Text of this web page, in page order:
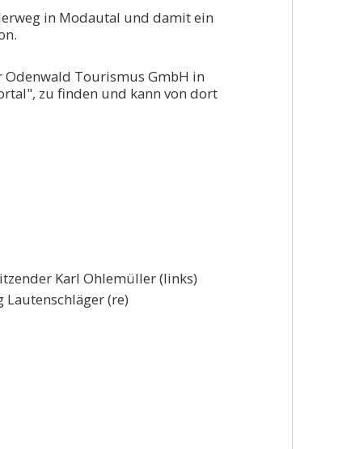
in Modautal und damit ein
Odenwald Tourismus GmbH in
zu finden und kann von dort
Karl Ohlemüller (links)
(re)